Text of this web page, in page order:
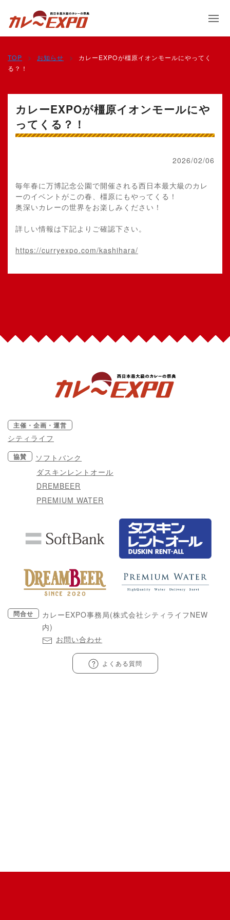
TOP お知らせ
カレーEXPOが橿原イオンモールにやってく
る？！
カレーEXPOが橿原イオンモールにや
ってくる？！
2026/02/06
毎年春に万博記念公園で開催される西日本最大級のカレ
ーのイベントがこの春、橿原にもやってくる！
奥深いカレーの世界をお楽しみください！
詳しい情報は下記よりご確認下さい。
https://curryexpo.com/kashihara/
主催・企画・運営
シティライフ
協賛
ソフトバンク
ダスキンレントオール
DREMBEER
PREMIUM WATER
問合せ
カレーEXPO事務局(株式会社シティライフNEW
内)
お問い合わせ
よくある質問